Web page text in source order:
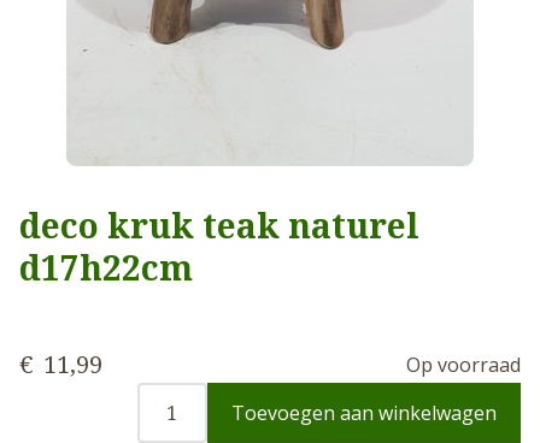
deco kruk teak naturel
d17h22cm
€ 11,99
Op voorraad
Toevoegen aan winkelwagen